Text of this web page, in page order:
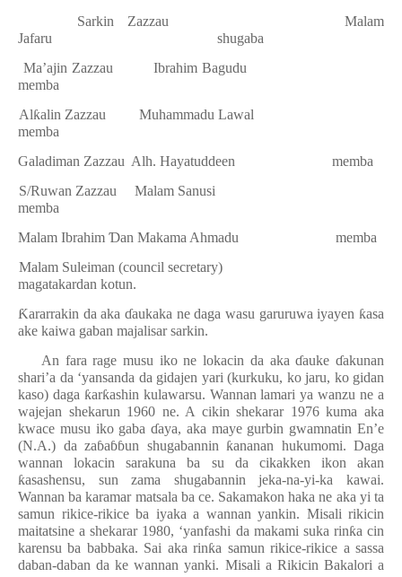
Sarkin Zazzau
Malam
Jafaru
shugaba
Ma’ajin Zazzau
Ibrahim Bagudu
memba
Alƙalin Zazzau
Muhammadu Lawal
memba
Galadiman Zazzau Alh. Hayatuddeen
memba
S/Ruwan Zazzau
Malam Sanusi
memba
Malam Ibrahim Ɗan Makama Ahmadu
memba
Malam Suleiman (council secretary)
magatakardan kotun.
Ƙararrakin da aka ɗaukaka ne daga wasu garuruwa iyayen ƙasa
ake kaiwa gaban majalisar sarkin.
An fara rage musu iko ne lokacin da akaɗaukeɗakunan
shari’a da ‘yansanda da gidajen yari (kurkuku, ko jaru, ko gidan
kaso) daga ƙarƙashin kulawarsu. Wannan lamari ya wanzu ne a
wajejan shekarun 1960 ne. A cikin shekarar 1976 kuma aka
kwace musu iko gabaɗaya, aka maye gurbin gwamnatin En’e
(N.A.) da zaɓaɓɓun shugabannin ƙananan hukumomi. Daga
wannan lokacin sarakuna ba su da cikakken ikon akan
ƙasashensu, sun zama shugabannin jeka-na-yi-ka kawai.
Wannan ba karamar matsala ba ce. Sakamakon haka ne aka yi ta
samun rikice-rikice ba iyaka a wannan yankin. Misali rikicin
maitatsine a shekarar 1980, ‘yanfashi da makami suka rinƙa cin
karensu ba babbaka. Sai aka rinƙa samun rikice-rikice a sassa
daban-daban da ke wannan yanki. Misali a Rikicin Bakalori a